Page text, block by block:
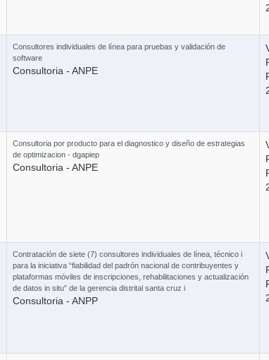
Curso Ley
Combo
Curso
Consultores individuales de línea para pruebas y validación de
software
Consultoria - ANPE
Consultoria por producto para el diagnostico y diseño de estrategias
de optimizacion - dgapiep
Consultoria - ANPE
Contratación de siete (7) consultores individuales de línea, técnico i
para la iniciativa “fiabilidad del padrón nacional de contribuyentes y
plataformas móviles de inscripciones, rehabilitaciones y actualización
de datos in situ” de la gerencia distrital santa cruz i
Consultoria - ANPP